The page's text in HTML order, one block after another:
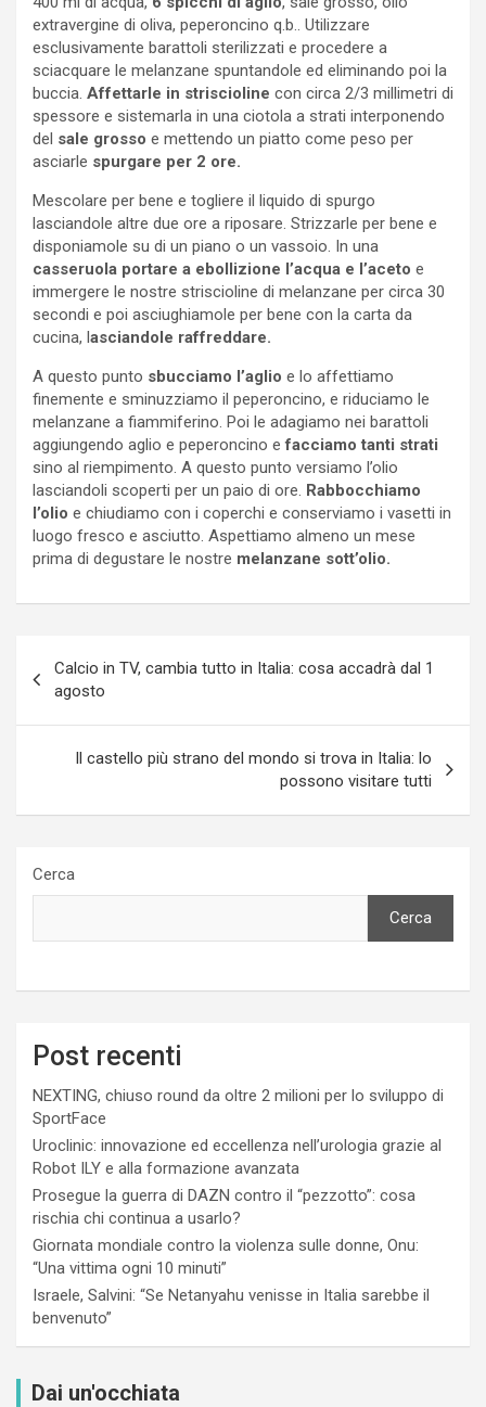
extravergine di oliva, peperoncino q.b.. Utilizzare
esclusivamente barattoli sterilizzati e procedere a
sciacquare le melanzane spuntandole ed eliminando poi la
buccia. Affettarle in striscioline con circa 2/3 millimetri di
spessore e sistemarla in una ciotola a strati interponendo
del sale grosso e mettendo un piatto come peso per
asciarle spurgare per 2 ore.
Mescolare per bene e togliere il liquido di spurgo
lasciandole altre due ore a riposare. Strizzarle per bene e
disponiamole su di un piano o un vassoio. In una
casseruola portare a ebollizione l’acqua e l’aceto e
immergere le nostre striscioline di melanzane per circa 30
secondi e poi asciughiamole per bene con la carta da
cucina, lasciandole raffreddare.
A questo punto sbucciamo l’aglio e lo affettiamo
finemente e sminuzziamo il peperoncino, e riduciamo le
melanzane a fiammiferino. Poi le adagiamo nei barattoli
aggiungendo aglio e peperoncino e facciamo tanti strati
sino al riempimento. A questo punto versiamo l’olio
lasciandoli scoperti per un paio di ore. Rabbocchiamo
l’olio e chiudiamo con i coperchi e conserviamo i vasetti in
luogo fresco e asciutto. Aspettiamo almeno un mese
prima di degustare le nostre melanzane sott’olio.
articoli
Calcio in TV, cambia tutto in Italia: cosa accadrà dal 1
agosto
Il castello più strano del mondo si trova in Italia: lo
possono visitare tutti
Cerca
Cerca
Post recenti
NEXTING, chiuso round da oltre 2 milioni per lo sviluppo di
SportFace
Uroclinic: innovazione ed eccellenza nell’urologia grazie al
Robot ILY e alla formazione avanzata
Prosegue la guerra di DAZN contro il “pezzotto”: cosa
rischia chi continua a usarlo?
Giornata mondiale contro la violenza sulle donne, Onu:
“Una vittima ogni 10 minuti”
Israele, Salvini: “Se Netanyahu venisse in Italia sarebbe il
benvenuto”
Dai un'occhiata